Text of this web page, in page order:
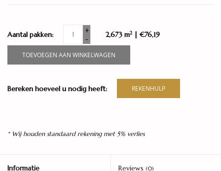
Aantal pakken:
+
-
2,673 m2 | €76,19
TOEVOEGEN AAN WINKELWAGEN
Bereken hoeveel u nodig heeft: REKENHULP
* Wij houden standaard rekening met 5% verlies
Informatie Reviews (0)